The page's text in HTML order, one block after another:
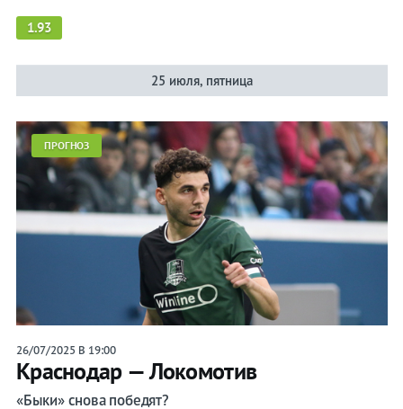
1.93
25 июля, пятница
ПРОГНОЗ
26/07/2025 В 19:00
Краснодар — Локомотив
«Быки» снова победят?